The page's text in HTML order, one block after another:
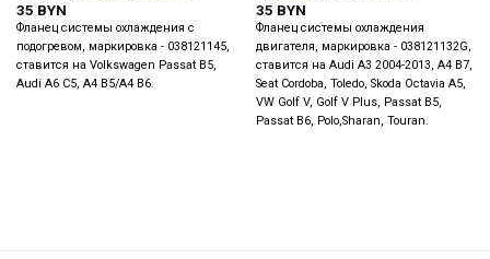
35 BYN
Фланец системы охлаждения с
подогревом, маркировка - 038121145,
ставится на Volkswagen Passat B5,
Audi A6 C5, A4 B5/A4 B6.
35 BYN
Фланец системы охлаждения
двигателя, маркировка - 038121132G,
ставится на Audi A3 2004-2013, A4 B7,
Seat Cordoba, Toledo, Skoda Octavia A5,
VW Golf V, Golf V Plus, Passat B5,
Passat B6, Polo,Sharan, Touran.